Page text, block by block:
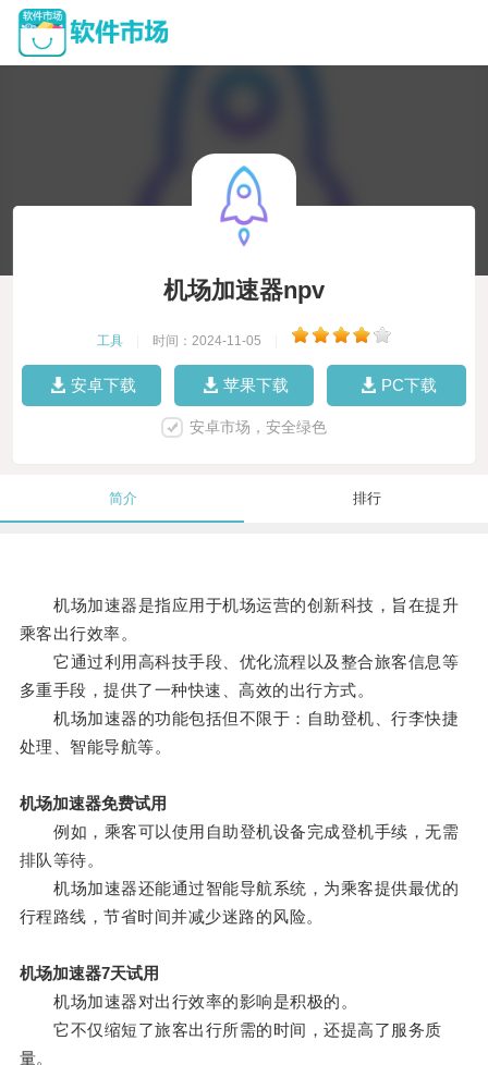
机场加速器npv
工具 时间：2024-11-05
安卓下载 苹果下载 PC下载
安卓市场，安全绿色
简介 排行
机场加速器是指应用于机场运营的创新科技，旨在提升
乘客出行效率。
它通过利用高科技手段、优化流程以及整合旅客信息等
多重手段，提供了一种快速、高效的出行方式。
机场加速器的功能包括但不限于：自助登机、行李快捷
处理、智能导航等。
机场加速器免费试用
例如，乘客可以使用自助登机设备完成登机手续，无需
排队等待。
机场加速器还能通过智能导航系统，为乘客提供最优的
行程路线，节省时间并减少迷路的风险。
机场加速器7天试用
机场加速器对出行效率的影响是积极的。
它不仅缩短了旅客出行所需的时间，还提高了服务质
量。